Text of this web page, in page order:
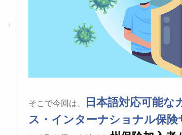
そこで今回は、
日本語対応可能
ス・インターナショナル保